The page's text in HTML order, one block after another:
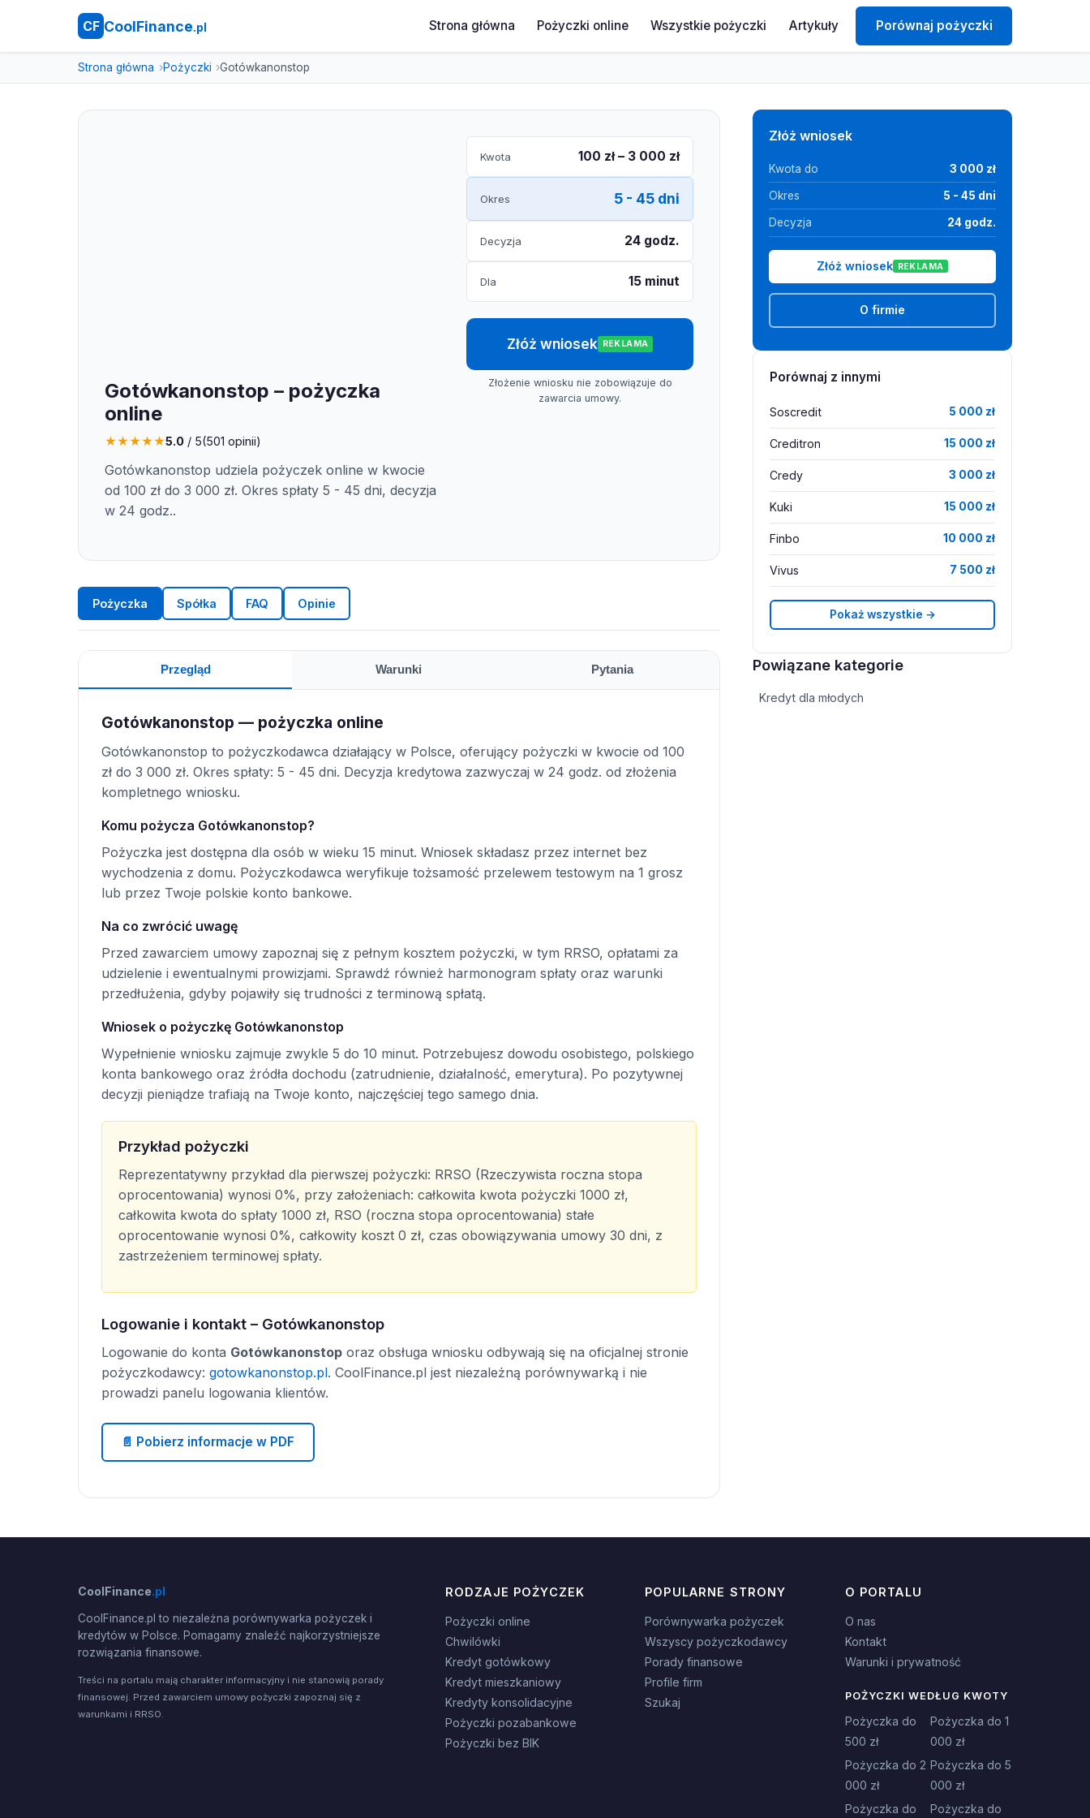
CF CoolFinance.pl Strona główna Pożyczki online Wszystkie pożyczki Artykuły Porównaj pożyczki
Strona główna Pożyczki Gotówkanonstop
Gotówkanonstop – pożyczka
online
★★★★★5.0 / 5(501 opinii)
Gotówkanonstop udziela pożyczek online w kwocie
od 100 zł do 3 000 zł. Okres spłaty 5 - 45 dni, decyzja
w 24 godz..
Kwota 100 zł – 3 000 zł
Okres 5 - 45 dni
Decyzja 24 godz.
Dla 15 minut
Złóż wniosek REKLAMA
Złożenie wniosku nie zobowiązuje do
zawarcia umowy.
Pożyczka Spółka FAQ Opinie
Przegląd Warunki Pytania
Gotówkanonstop — pożyczka online
Gotówkanonstop to pożyczkodawca działający w Polsce, oferujący pożyczki w kwocie od 100
zł do 3 000 zł. Okres spłaty: 5 - 45 dni. Decyzja kredytowa zazwyczaj w 24 godz. od złożenia
kompletnego wniosku.
Komu pożycza Gotówkanonstop?
Pożyczka jest dostępna dla osób w wieku 15 minut. Wniosek składasz przez internet bez
wychodzenia z domu. Pożyczkodawca weryfikuje tożsamość przelewem testowym na 1 grosz
lub przez Twoje polskie konto bankowe.
Na co zwrócić uwagę
Przed zawarciem umowy zapoznaj się z pełnym kosztem pożyczki, w tym RRSO, opłatami za
udzielenie i ewentualnymi prowizjami. Sprawdź również harmonogram spłaty oraz warunki
przedłużenia, gdyby pojawiły się trudności z terminową spłatą.
Wniosek o pożyczkę Gotówkanonstop
Wypełnienie wniosku zajmuje zwykle 5 do 10 minut. Potrzebujesz dowodu osobistego, polskiego
konta bankowego oraz źródła dochodu (zatrudnienie, działalność, emerytura). Po pozytywnej
decyzji pieniądze trafiają na Twoje konto, najczęściej tego samego dnia.
Przykład pożyczki
Reprezentatywny przykład dla pierwszej pożyczki: RRSO (Rzeczywista roczna stopa
oprocentowania) wynosi 0%, przy założeniach: całkowita kwota pożyczki 1000 zł,
całkowita kwota do spłaty 1000 zł, RSO (roczna stopa oprocentowania) stałe
oprocentowanie wynosi 0%, całkowity koszt 0 zł, czas obowiązywania umowy 30 dni, z
zastrzeżeniem terminowej spłaty.
Logowanie i kontakt – Gotówkanonstop
Logowanie do konta Gotówkanonstop oraz obsługa wniosku odbywają się na oficjalnej stronie
pożyczkodawcy: gotowkanonstop.pl. CoolFinance.pl jest niezależną porównywarką i nie
prowadzi panelu logowania klientów.
📄 Pobierz informacje w PDF
Złóż wniosek
Kwota do 3 000 zł
Okres 5 - 45 dni
Decyzja 24 godz.
Złóż wniosek REKLAMA
O firmie
Porównaj z innymi
Soscredit 5 000 zł
Creditron 15 000 zł
Credy 3 000 zł
Kuki 15 000 zł
Finbo 10 000 zł
Vivus 7 500 zł
Pokaż wszystkie →
Powiązane kategorie
Kredyt dla młodych
CoolFinance.pl
CoolFinance.pl to niezależna porównywarka pożyczek i
kredytów w Polsce. Pomagamy znaleźć najkorzystniejsze
rozwiązania finansowe.
Treści na portalu mają charakter informacyjny i nie stanowią porady
finansowej. Przed zawarciem umowy pożyczki zapoznaj się z
warunkami i RRSO.
RODZAJE POŻYCZEK
Pożyczki online
Chwilówki
Kredyt gotówkowy
Kredyt mieszkaniowy
Kredyty konsolidacyjne
Pożyczki pozabankowe
Pożyczki bez BIK
POPULARNE STRONY
Porównywarka pożyczek
Wszyscy pożyczkodawcy
Porady finansowe
Profile firm
Szukaj
O PORTALU
O nas
Kontakt
Warunki i prywatność
POŻYCZKI WEDŁUG KWOTY
Pożyczka do
500 zł
Pożyczka do 1
000 zł
Pożyczka do 2
000 zł
Pożyczka do 5
000 zł
Pożyczka do
Pożyczka do